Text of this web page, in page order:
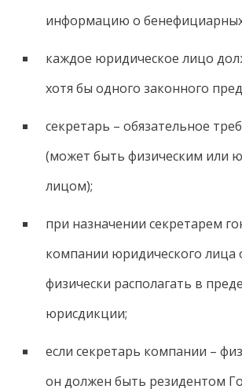
информацию о
каждое юридическое лицо
хотя бы одного законного
секретарь – обязательное
(может быть физическим или
лицом);
при назначении секретарем
компании юридического лица
физически располагать в
юрисдикции;
если секретарь компании –
он должен быть резидентом